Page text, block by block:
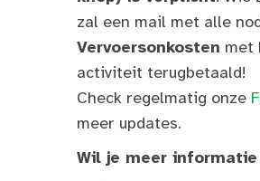
zal een mail met alle
Vervoersonkosten met
activiteit terugbetaald!
Check regelmatig onze
meer updates.
Wil je meer